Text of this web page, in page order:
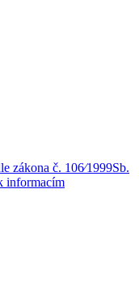
zákona č. 106⁄1999Sb.
informacím